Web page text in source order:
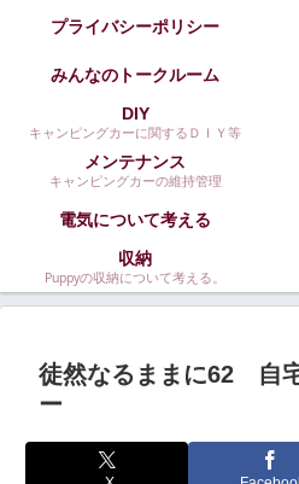
プライバシーポリシー
みんなのトークルーム
DIY
キャンピングカーに関するＤＩＹ等
メンテナンス
キャンピングカーの維持管理
電気について考える
収納
Puppyの収納について考える。
徒然なるままに62 自
ー